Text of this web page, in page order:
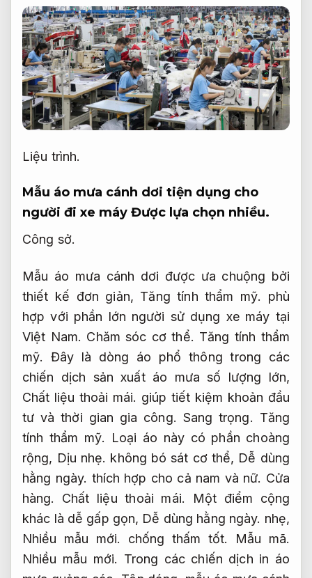
Liệu trình.
Mẫu áo mưa cánh dơi tiện dụng cho
người đi xe máy Được lựa chọn nhiều.
Công sở.
Mẫu áo mưa cánh dơi được ưa chuộng bởi
thiết kế đơn giản, Tăng tính thẩm mỹ.
phù
hợp với phần lớn người sử dụng xe máy tại
Việt Nam. Chăm sóc cơ thể. Tăng tính thẩm
mỹ.
Đây là dòng áo phổ thông trong các
chiến dịch sản xuất áo mưa số lượng lớn,
Chất liệu thoải mái. giúp tiết kiệm khoản đầu
tư và thời gian gia công. Sang trọng. Tăng
tính thẩm mỹ.
Loại áo này có phần choàng
rộng, Dịu nhẹ. không bó sát cơ thể, Dễ dùng
hằng ngày. thích hợp cho cả nam và nữ. Cửa
hàng.
Chất liệu thoải mái. Một điểm cộng
khác là dễ gấp gọn, Dễ dùng hằng ngày. nhẹ,
Nhiều mẫu mới.
chống thấm tốt.
Mẫu mã.
Nhiều mẫu mới. Trong các chiến dịch in áo